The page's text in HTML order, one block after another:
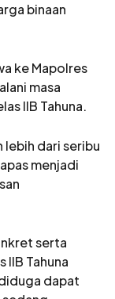
binaan
ke Mapolres
masa
IIB Tahuna.
lebih dari seribu
menjadi
serta
IIB Tahuna
dapat